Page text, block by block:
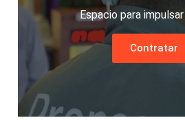
Espacio para
Contratar